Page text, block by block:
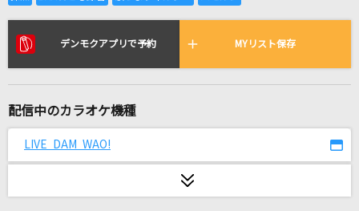
リアルタイムで歌われている曲の一覧
この夜を止めてよ
褪せたハナミドリ
星街すいせい
茅原実里
デンモクアプリで予約 MYリスト保存
配信中のカラオケ機種
LIVE DAM WAO!